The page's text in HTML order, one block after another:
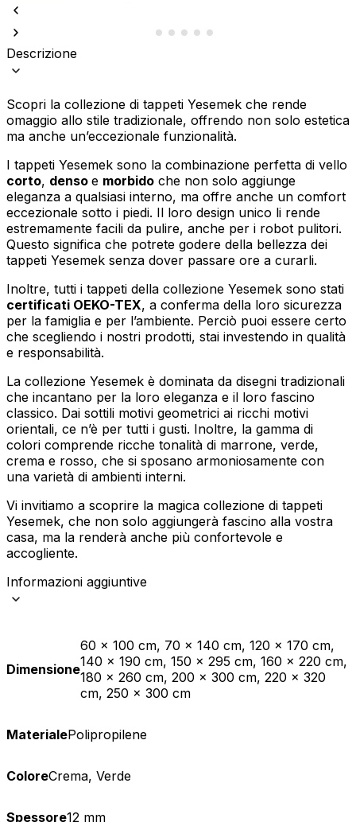
Descrizione
Scopri la collezione di tappeti Yesemek che rende
omaggio allo stile tradizionale, offrendo non solo estetica
ma anche un’eccezionale funzionalità.
I tappeti Yesemek sono la combinazione perfetta di vello
corto, denso e morbido che non solo aggiunge
eleganza a qualsiasi interno, ma offre anche un comfort
eccezionale sotto i piedi. Il loro design unico li rende
estremamente facili da pulire, anche per i robot pulitori.
Questo significa che potrete godere della bellezza dei
tappeti Yesemek senza dover passare ore a curarli.
Inoltre, tutti i tappeti della collezione Yesemek sono stati
certificati OEKO-TEX, a conferma della loro sicurezza
per la famiglia e per l’ambiente. Perciò puoi essere certo
che scegliendo i nostri prodotti, stai investendo in qualità
e responsabilità.
La collezione Yesemek è dominata da disegni tradizionali
che incantano per la loro eleganza e il loro fascino
classico. Dai sottili motivi geometrici ai ricchi motivi
orientali, ce n’è per tutti i gusti. Inoltre, la gamma di
colori comprende ricche tonalità di marrone, verde,
crema e rosso, che si sposano armoniosamente con
una varietà di ambienti interni.
Vi invitiamo a scoprire la magica collezione di tappeti
Yesemek, che non solo aggiungerà fascino alla vostra
casa, ma la renderà anche più confortevole e
accogliente.
Informazioni aggiuntive
Dimensione
60 x 100 cm, 70 x 140 cm, 120 x 170 cm,
140 x 190 cm, 150 x 295 cm, 160 x 220 cm,
180 x 260 cm, 200 x 300 cm, 220 x 320
cm, 250 x 300 cm
MaterialePolipropilene
ColoreCrema, Verde
Spessore12 mm